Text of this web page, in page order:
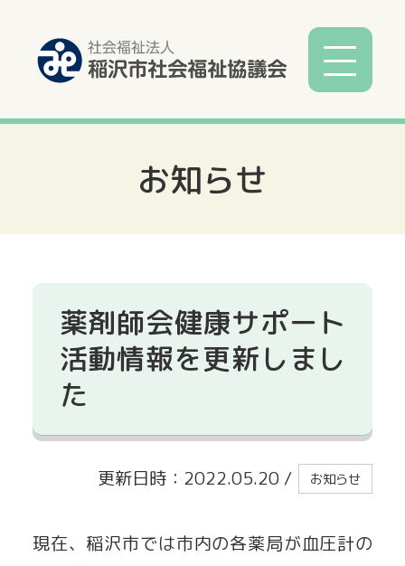
社協とは
社協事業
サービス
お知らせ
薬剤師会健康サポート
活動情報を更新しまし
た
更新日時：2022.05.20 / お知らせ
現在、稲沢市では市内の各薬局が血圧計の